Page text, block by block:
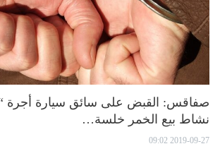
صفاقس: القبض على سائق سيارة أجرة
نشاط بيع الخمر خلسة…
2019-09-27 09:02